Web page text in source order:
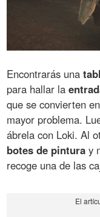
Encontrarás una
para hallar la
que se convierten
mayor problema.
ábrela con Loki. Al
botes de pintura y
recoge una de las